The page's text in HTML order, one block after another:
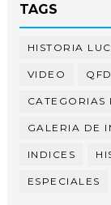
TAGS
HISTORIA
VIDEO QFD
CATEGORIAS
GALERIA DE
INDICES
ESPECIALES